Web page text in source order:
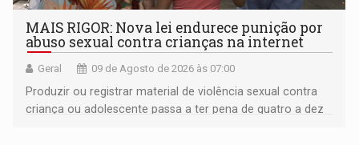
MAIS RIGOR: Nova lei endurece punição por
abuso sexual contra crianças na internet
Geral 09 de Agosto de 2026 às 07:00
Produzir ou registrar material de violência sexual contra
criança ou adolescente passa a ter pena de quatro a dez